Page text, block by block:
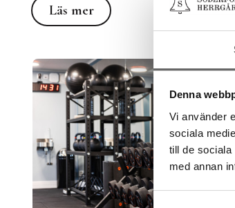
Denna
Vi använder
sociala
till de
med annan
Läs mer
Läs mer